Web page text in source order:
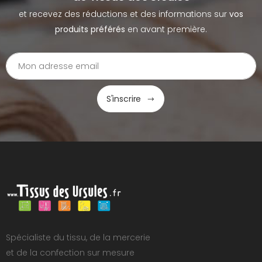
et recevez des réductions et des informations sur vos
produits préférés en avant première.
S'inscrire
Spécialiste du tissu, de la mercerie
et de la confection sur mesure